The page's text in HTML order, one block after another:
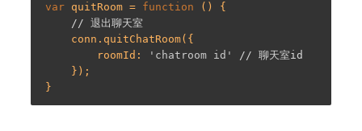
var quitRoom = function ( ) {
// 退出聊天室
        roomId:
'chatroom id'
// 聊天室id